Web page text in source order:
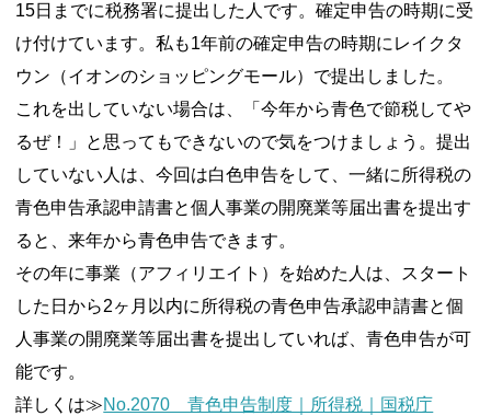
15日までに税務署に提出した人です。確定申告の時期に受
け付けています。私も1年前の確定申告の時期にレイクタ
ウン（イオンのショッピングモール）で提出しました。
これを出していない場合は、「今年から青色で節税してや
るぜ！」と思ってもできないので気をつけましょう。提出
していない人は、今回は白色申告をして、一緒に所得税の
青色申告承認申請書と個人事業の開廃業等届出書を提出す
ると、来年から青色申告できます。
その年に事業（アフィリエイト）を始めた人は、スタート
した日から2ヶ月以内に所得税の青色申告承認申請書と個
人事業の開廃業等届出書を提出していれば、青色申告が可
能です。
詳しくは≫No.2070 青色申告制度｜所得税｜国税庁